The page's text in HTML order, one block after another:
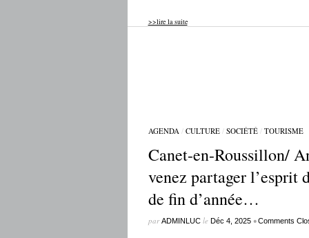
>>lire la suite
AGENDA/ CULTURE/ SOCIÉTÉ/ TOURISME
Canet-en-Roussillon/
venez partager l’esprit
de fin d’année…
parADMINLUCle Déc 4, 2025 •Comments